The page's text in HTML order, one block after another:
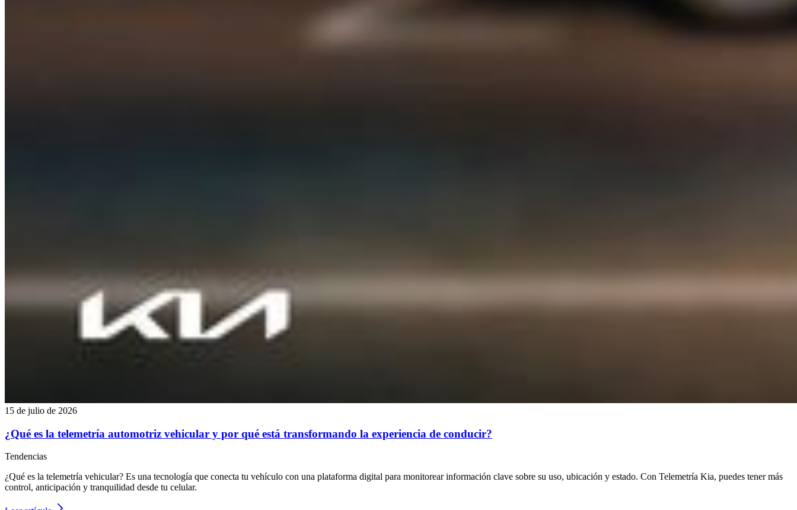
15 de julio de 2026
¿Qué es la telemetría automotriz vehicular y por qué está transformando la experiencia de conducir?
Tendencias
¿Qué es la telemetría vehicular? Es una tecnología que conecta tu vehículo con una plataforma digital para monitorear información clave sobre su uso, ubicación y estado. Con Telemetría Kia, puedes tener más
control, anticipación y tranquilidad desde tu celular.